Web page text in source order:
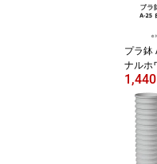
プラ鉢
ナルホ
ット プ
ラス
ター
エケ
ラス
ガー
1,440